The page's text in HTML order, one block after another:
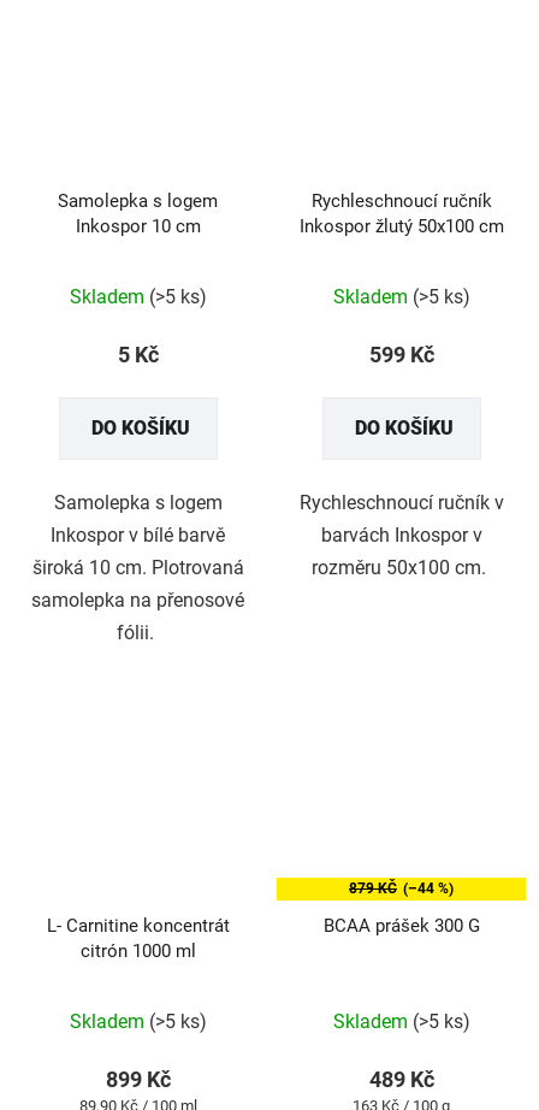
Samolepka s logem
Inkospor 10 cm
Skladem (>5 ks)
5 Kč
DO KOŠÍKU
Samolepka s logem
Inkospor v bílé barvě
široká 10 cm. Plotrovaná
samolepka na přenosové
fólii.
Rychleschnoucí ručník
Inkospor žlutý 50x100 cm
Skladem (>5 ks)
599 Kč
DO KOŠÍKU
Rychleschnoucí ručník v
barvách Inkospor v
rozměru 50x100 cm.
L- Carnitine koncentrát
citrón 1000 ml
hodnocení
je
Skladem (>5 ks)
899 Kč
Měrná
89,90 Kč / 100 ml
879 KČ (–44 %)
BCAA prášek 300 G
hodnocení
je
Skladem (>5 ks)
489 Kč
Měrná
163 Kč / 100 g